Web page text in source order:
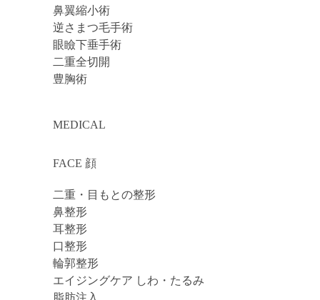
鼻翼縮小術
逆さまつ毛手術
眼瞼下垂手術
二重全切開
豊胸術
MEDICAL
FACE 顔
二重・目もとの整形
鼻整形
耳整形
口整形
輪郭整形
エイジングケア しわ・たるみ
脂肪注入